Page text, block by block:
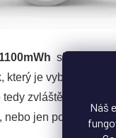
Náš
slouží jako
který je vybaven
tedy zvláště vhodný
nebo jen po krátkou